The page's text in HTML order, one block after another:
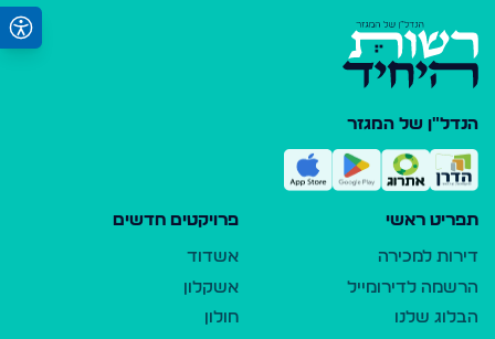
הנדל"ן של המגזר
תפריט ראשי
דירות למכירה
הרשמה לדירומייל
הבלוג שלנו
פרויקטים חדשים
אשדוד
אשקלון
חולון